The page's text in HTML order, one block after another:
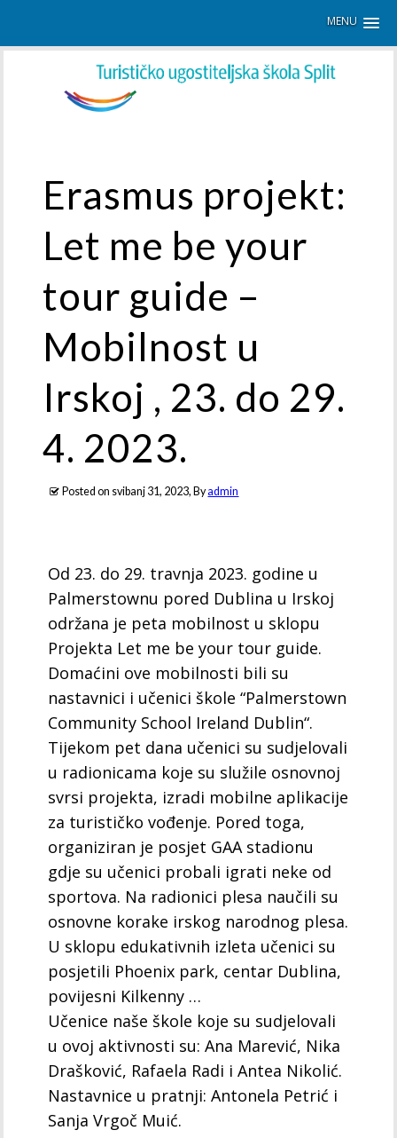
MENU
Erasmus projekt:
Let me be your
tour guide –
Mobilnost u
Irskoj , 23. do 29.
4. 2023.
Posted on svibanj 31, 2023, Byadmin
Od 23. do 29. travnja 2023. godine u
Palmerstownu pored Dublina u Irskoj
održana je peta mobilnost u sklopu
Projekta Let me be your tour guide.
Domaćini ove mobilnosti bili su
nastavnici i učenici škole “Palmerstown
Community School Ireland Dublin“.
Tijekom pet dana učenici su sudjelovali
u radionicama koje su služile osnovnoj
svrsi projekta, izradi mobilne aplikacije
za turističko vođenje. Pored toga,
organiziran je posjet GAA stadionu
gdje su učenici probali igrati neke od
sportova. Na radionici plesa naučili su
osnovne korake irskog narodnog plesa.
U sklopu edukativnih izleta učenici su
posjetili Phoenix park, centar Dublina,
povijesni Kilkenny …
Učenice naše škole koje su sudjelovali
u ovoj aktivnosti su: Ana Marević, Nika
Drašković, Rafaela Radi i Antea Nikolić.
Nastavnice u pratnji: Antonela Petrić i
Sanja Vrgoč Muić.